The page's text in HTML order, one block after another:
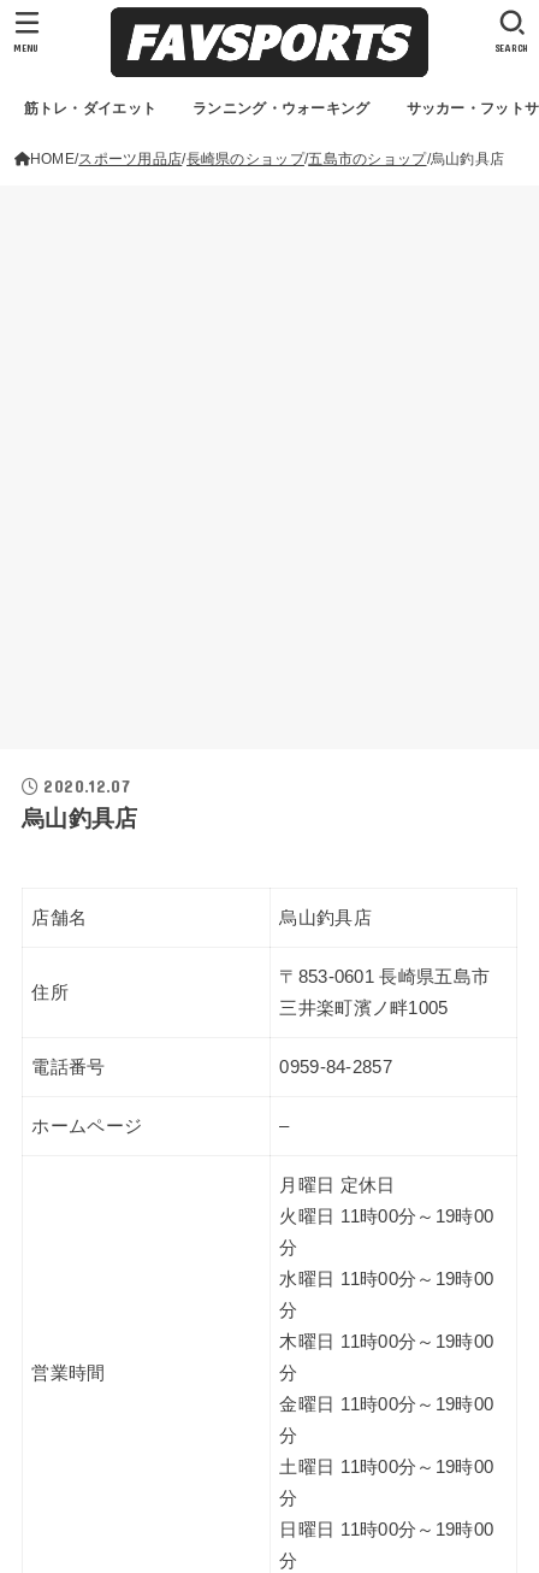
筋トレ・ダイエット ランニング・ウォーキング サッカー・フット
SEARCH
MENU
HOME スポーツ用品店 長崎県のショップ 五島市のショップ 烏山釣具店
2020.12.07
烏山釣具店
店舗名 烏山釣具店
住所
〒853-0601 長崎県五島市
三井楽町濱ノ畔1005
電話番号 0959-84-2857
ホームページ –
営業時間
月曜日 定休日
火曜日 11時00分～19時00
分
水曜日 11時00分～19時00
分
木曜日 11時00分～19時00
分
金曜日 11時00分～19時00
分
土曜日 11時00分～19時00
分
日曜日 11時00分～19時00
分